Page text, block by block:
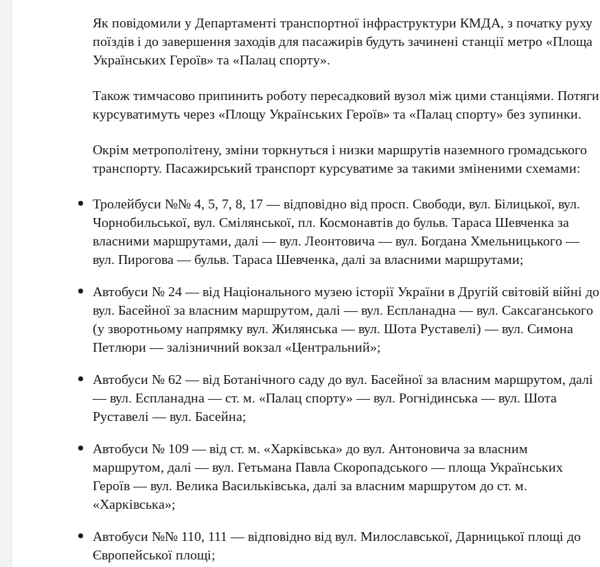
Як повідомили уДепартаменті транспортної інфраструктури КМДА, з початку руху
поїздів і до завершення заходів для пасажирів будуть зачинені станції метро «Площа
Українських Героїв» та «Палац спорту».
Також тимчасово припинить роботу пересадковий вузол між цими станціями. Потяги
курсуватимуть через «Площу Українських Героїв» та «Палац спорту» без зупинки.
Окрім метрополітену, зміни торкнуться і низки маршрутів наземного громадського
транспорту. Пасажирський транспорт курсуватиме за такими зміненими схемами:
Тролейбуси №№ 4, 5, 7, 8, 17— відповідно від просп. Свободи, вул. Білицької, вул.
Чорнобильської, вул. Смілянської, пл. Космонавтів до бульв. Тараса Шевченка за
власними маршрутами, далі — вул. Леонтовича — вул. Богдана Хмельницького —
вул. Пирогова — бульв. Тараса Шевченка, далі за власними маршрутами;
Автобуси № 24— від Національного музею історії України в Другій світовій війні до
вул. Басейної за власним маршрутом, далі — вул. Еспланадна — вул. Саксаганського
(у зворотньому напрямку вул. Жилянська — вул. Шота Руставелі) — вул. Симона
Петлюри — залізничний вокзал «Центральний»;
Автобуси № 62— від Ботанічного саду до вул. Басейної за власним маршрутом, далі
— вул. Еспланадна — ст. м. «Палац спорту» — вул. Рогнідинська — вул. Шота
Руставелі — вул. Басейна;
Автобуси № 109— від ст. м. «Харківська» до вул. Антоновича за власним
маршрутом, далі — вул. Гетьмана Павла Скоропадського — площа Українських
Героїв — вул. Велика Васильківська, далі за власним маршрутом до ст. м.
«Харківська»;
Автобуси №№ 110, 111— відповідно від вул. Милославської, Дарницької площі до
Європейської площі;